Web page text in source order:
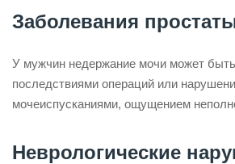
Заболевания
У мужчин недержание мочи может быть
последствиями операций или
мочеиспусканиями, ощущением
Неврологические